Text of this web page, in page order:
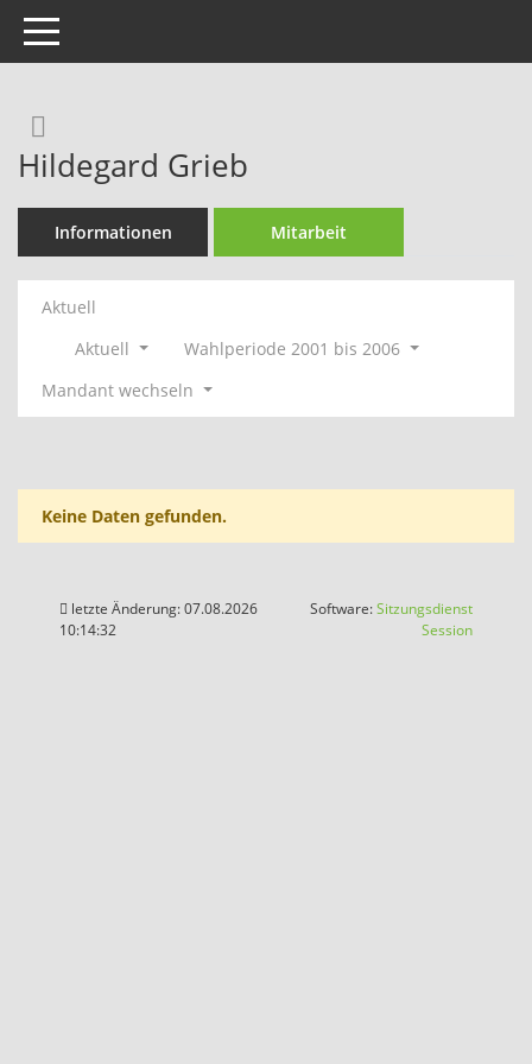
Toggle navigation
Hildegard Grieb
Informationen Mitarbeit
Aktuell
Aktuell
Wahlperiode 2001 bis 2006
Mandant wechseln
Keine Daten gefunden.
letzte Änderung: 07.08.2026
10:14:32
Software:Sitzungsdienst
Session(Wird in